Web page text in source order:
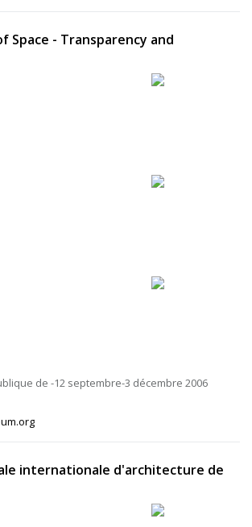
Space - Transparency and
de -12 septembre-3 décembre 2006
internationale d'architecture de